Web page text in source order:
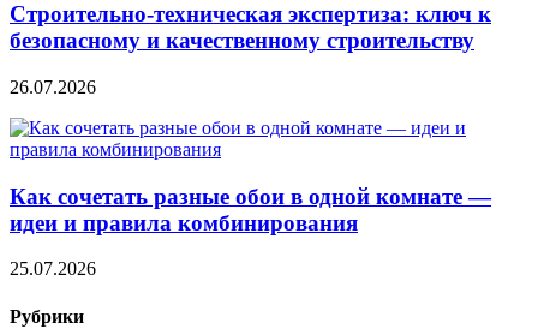
Строительно‑техническая экспертиза: ключ к
безопасному и качественному строительству
26.07.2026
Как сочетать разные обои в одной комнате —
идеи и правила комбинирования
25.07.2026
Рубрики